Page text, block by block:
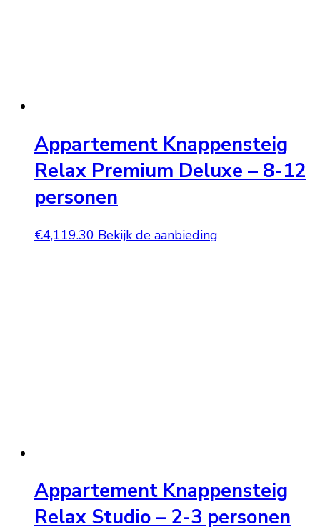
Appartement Knappensteig
Relax Premium Deluxe – 8-12
personen
€4,119.30 Bekijk de aanbieding
Appartement Knappensteig
Relax Studio – 2-3 personen